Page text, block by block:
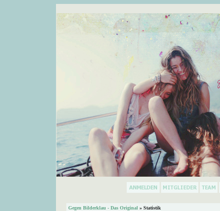
Gegen Bilderklau - Das Original » Statistik